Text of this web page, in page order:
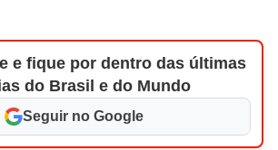
e fique por dentro das últimas
do Brasil e do Mundo
Seguir no Google